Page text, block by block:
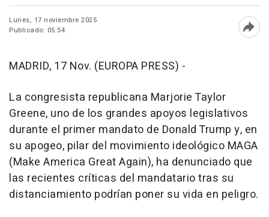
Lunes, 17 noviembre 2025
Publicado: 05:54
MADRID, 17 Nov. (EUROPA PRESS) -
La congresista republicana Marjorie Taylor
Greene, uno de los grandes apoyos legislativos
durante el primer mandato de Donald Trump y, en
su apogeo, pilar del movimiento ideológico MAGA
(Make America Great Again), ha denunciado que
las recientes críticas del mandatario tras su
distanciamiento podrían poner su vida en peligro.